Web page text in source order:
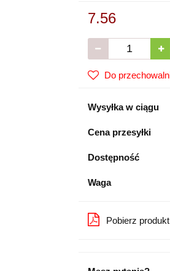
7.56
Do
Wysyłka w ciągu
Cena przesyłki
Dostępność
Waga
Pobierz